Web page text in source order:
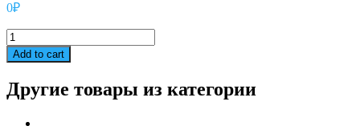
0₽
Цветы
веточки
№93
Add to cart
Другие товары из категории